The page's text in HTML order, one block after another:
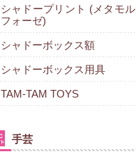
シャドープリント (メタモル
フォーゼ)
シャドーボックス額
シャドーボックス用具
TAM-TAM TOYS
手芸